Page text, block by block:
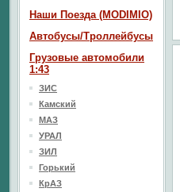
Наши Поезда (MODIMIO)
Автобусы/Троллейбусы
Грузовые автомобили
1:43
ЗИС
Камский
МАЗ
УРАЛ
ЗИЛ
Горький
КрАЗ